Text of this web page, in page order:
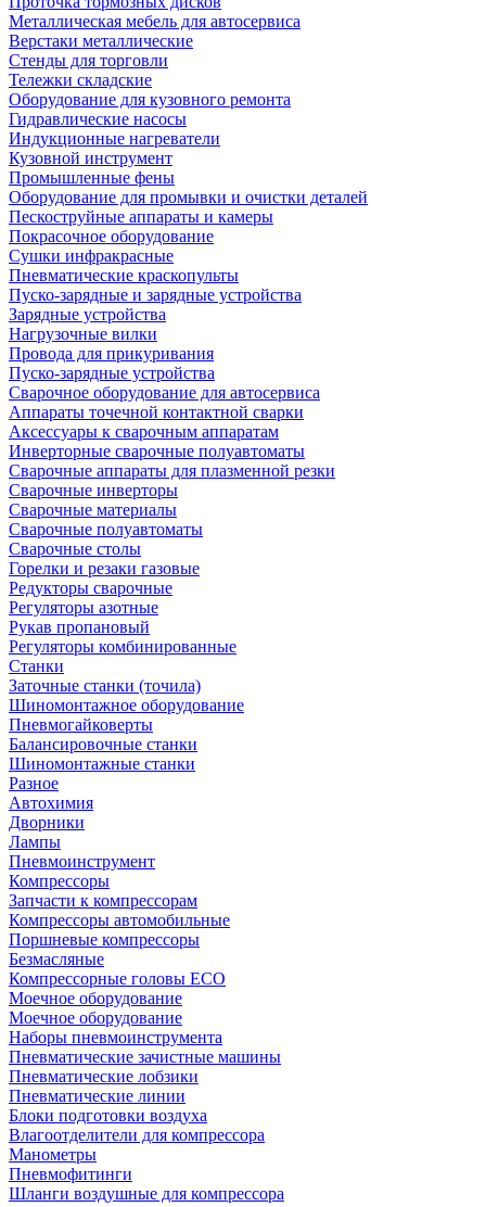
Металлическая мебель для автосервиса
Верстаки металлические
Стенды для торговли
Тележки складские
Оборудование для кузовного ремонта
Гидравлические насосы
Индукционные нагреватели
Кузовной инструмент
Промышленные фены
Оборудование для промывки и очистки деталей
Пескоструйные аппараты и камеры
Покрасочное оборудование
Сушки инфракрасные
Пневматические краскопульты
Пуско-зарядные и зарядные устройства
Зарядные устройства
Нагрузочные вилки
Провода для прикуривания
Пуско-зарядные устройства
Сварочное оборудование для автосервиса
Аппараты точечной контактной сварки
Аксессуары к сварочным аппаратам
Инверторные сварочные полуавтоматы
Сварочные аппараты для плазменной резки
Сварочные инверторы
Сварочные материалы
Сварочные полуавтоматы
Сварочные столы
Горелки и резаки газовые
Редукторы сварочные
Регуляторы азотные
Рукав пропановый
Регуляторы комбинированные
Станки
Заточные станки (точила)
Шиномонтажное оборудование
Пневмогайковерты
Балансировочные станки
Шиномонтажные станки
Разное
Автохимия
Дворники
Лампы
Пневмоинструмент
Компрессоры
Запчасти к компрессорам
Компрессоры автомобильные
Поршневые компрессоры
Безмасляные
Компрессорные головы ECO
Моечное оборудование
Моечное оборудование
Наборы пневмоинструмента
Пневматические зачистные машины
Пневматические лобзики
Пневматические линии
Блоки подготовки воздуха
Влагоотделители для компрессора
Манометры
Пневмофитинги
Шланги воздушные для компрессора